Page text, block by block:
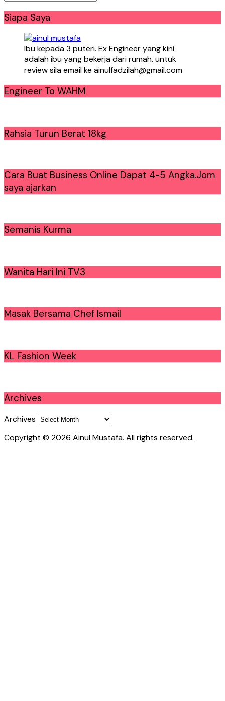
Siapa Saya
Ibu kepada 3 puteri. Ex Engineer yang kini
adalah ibu yang bekerja dari rumah. untuk
review sila email ke ainulfadzilah@gmail.com
Engineer To WAHM
Rahsia Turun Berat 18kg
Cara Buat Business Online Dapat 4-5 Angka.Jom
saya ajarkan
Semanis Kurma
Wanita Hari Ini TV3
Masak Bersama Chef Ismail
KL Fashion Week
Archives
Archives
Copyright © 2026 Ainul Mustafa. All rights reserved.